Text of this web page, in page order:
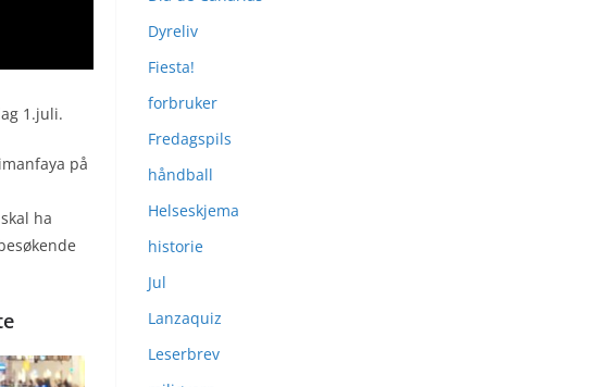
1.juli.
på
ha
Dyreliv
Fiesta!
forbruker
Fredagspils
håndball
Helseskjema
historie
Jul
Lanzaquiz
Leserbrev